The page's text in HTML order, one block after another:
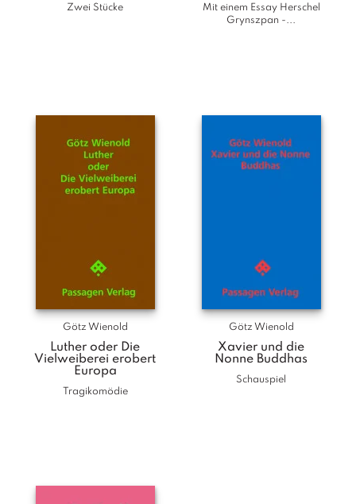
Zwei Stücke
Mit einem Essay Herschel
Grynszpan -...
Götz Wienold
Luther oder Die
Vielweiberei erobert
Europa
Tragikomödie
Götz Wienold
Xavier und die
Nonne Buddhas
Schauspiel